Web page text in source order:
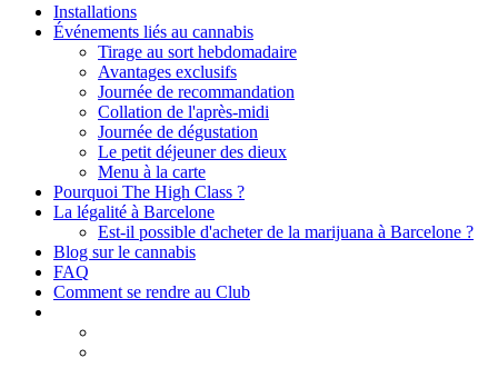
Installations
Événements liés au cannabis
Tirage au sort hebdomadaire
Avantages exclusifs
Journée de recommandation
Collation de l'après-midi
Journée de dégustation
Le petit déjeuner des dieux
Menu à la carte
Pourquoi The High Class ?
La légalité à Barcelone
Est-il possible d'acheter de la marijuana à Barcelone ?
Blog sur le cannabis
FAQ
Comment se rendre au Club